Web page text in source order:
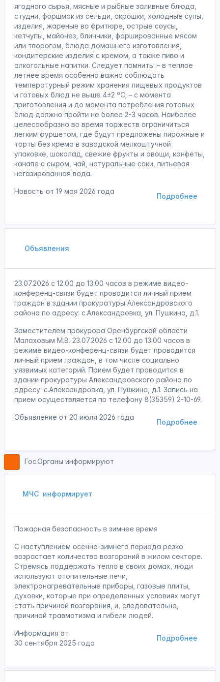
ягодного сырья, мясные и рыбные заливные блюда,
студни, форшмак из сельди, окрошки, холодные супы,
изделия, жареные во фритюре, острые соусы,
кетчупы, майонез, блинчики, фаршированные мясом
или творогом, блюда домашнего изготовления,
кондитерские изделия с кремом, а также пиво и
алкогольные напитки. Следует помнить: – в теплое
летнее время особенно важно соблюдать
температурный режим хранения пищевых продуктов
и готовых блюд не выше 4±2 ºС; – с момента
приготовления и до момента потребления готовых
блюд должно пройти не более 2-3 часов. Наиболее
целесообразно во время торжеств ограничиться
легким фуршетом, где будут предложены пирожные и
торты без крема в заводской мелкоштучной
упаковке, шоколад, свежие фрукты и овощи, конфеты,
канапе с сыром, чай, натуральные соки, питьевая
негазированная вода.
Подробнее
Новость от 19 мая 2026 года
Объявления
23.07.2026 с 12.00 до 13.00 часов в режиме видео-
конференц-связи будет проводится личный прием
граждан в здании прокуратуры Александровского
района по адресу: с.Александровка, ул. Пушкина, д.1.
Заместителем прокурора Оренбургской области
Малаховым М.В. 23.07.2026 с 12.00 до 13.00 часов в
режиме видео-конференц-связи будет проводится
личный прием граждан, в том числе социально
уязвимых категорий. Прием будет проводится в
здании прокуратуры Александровского района по
адресу: с.Александровка, ул. Пушкина, д.1. Запись на
прием осуществляется по телефону 8(35359) 2-10-69.
Подробнее
Объявление от 20 июля 2026 года
Гос.Органы информируют
МЧС информирует
Пожарная безопасность в зимнее время
С наступлением осенне-зимнего периода резко
возрастает количество возгораний в жилом секторе.
Стремясь поддержать тепло в своих домах, люди
используют отопительные печи,
электронагревательные приборы, газовые плиты,
духовки, которые при определенных условиях могут
стать причиной возгорания, и, следовательно,
причиной травматизма и гибели людей.
Подробнее
Информация от
30 сентября 2025 года